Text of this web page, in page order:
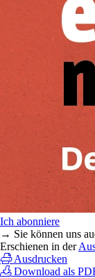
Ich abonniere
→ Sie können uns
Erschienen in der
Ausdrucken
Download als